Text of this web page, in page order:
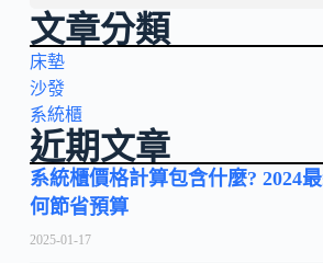
文章分類
床墊
沙發
系統櫃
近期文章
系統櫃價格計算包含什麼? 2024
何節省預算
2025-01-17